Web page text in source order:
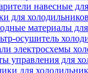
навесные
для холодильников
материалы
осушитель
электросхемы
управления для
для